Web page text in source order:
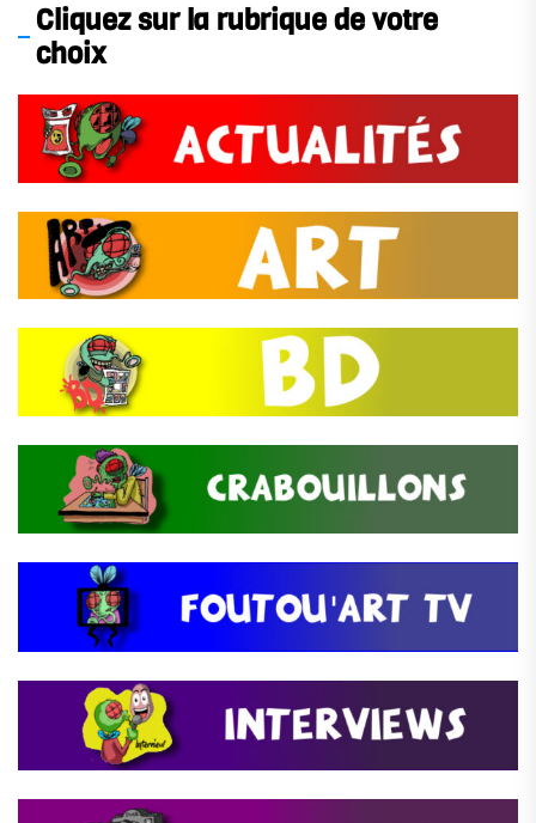
Cliquez sur la rubrique de votre
choix